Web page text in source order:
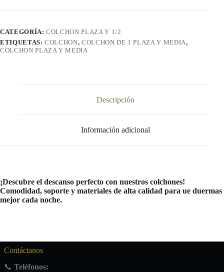
Media
cantidad
CATEGORÍA:COLCHON PLAZA Y 1/2
ETIQUETAS:COLCHON,COLCHON DE 1 PLAZA Y MEDIA,
COLCHON PLAZA Y MEDIA
Descripción
Información adicional
¡Descubre el descanso perfecto con nuestros colchones!
Comodidad, soporte y materiales de alta calidad para ue duermas
mejor cada noche.
Contáctanos
📞 Teléfonos: